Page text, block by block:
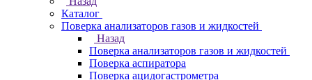
Каталог
Поверка анализаторов газов и жидкостей
Назад
Поверка анализаторов газов и жидкостей
Поверка аспиратора
Поверка ацидогастрометра